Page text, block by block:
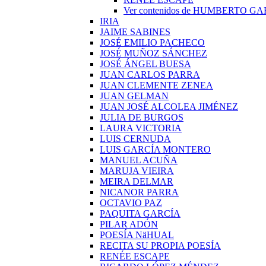
Ver contenidos de HUMBERTO
IRIA
JAIME SABINES
JOSÉ EMILIO PACHECO
JOSÉ MUÑOZ SÁNCHEZ
JOSÉ ÁNGEL BUESA
JUAN CARLOS PARRA
JUAN CLEMENTE ZENEA
JUAN GELMAN
JUAN JOSÉ ALCOLEA JIMÉNEZ
JULIA DE BURGOS
LAURA VICTORIA
LUIS CERNUDA
LUIS GARCÍA MONTERO
MANUEL ACUÑA
MARUJA VIEIRA
MEIRA DELMAR
NICANOR PARRA
OCTAVIO PAZ
PAQUITA GARCÍA
PILAR ADÓN
POESÍA NäHUAL
RECITA SU PROPIA POESÍA
RENÉE ESCAPE